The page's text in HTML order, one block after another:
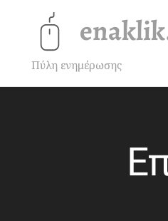
Πύλη ενημέρωσης